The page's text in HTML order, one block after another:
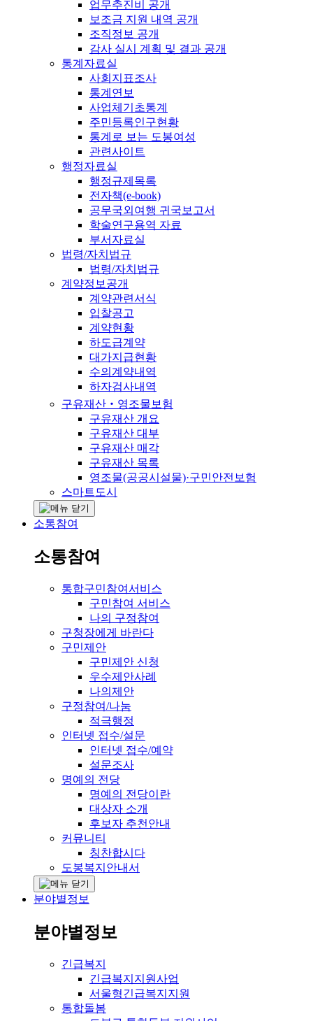
업무추진비 공개
보조금 지원 내역 공개
조직정보 공개
감사 실시 계획 및 결과 공개
통계자료실
사회지표조사
통계연보
사업체기초통계
주민등록인구현황
통계로 보는 도봉여성
관련사이트
행정자료실
행정규제목록
전자책(e-book)
공무국외여행 귀국보고서
학술연구용역 자료
부서자료실
법령/자치법규
법령/자치법규
계약정보공개
계약관련서식
입찰공고
계약현황
하도급계약
대가지급현황
수의계약내역
하자검사내역
구유재산‧영조물보험
구유재산 개요
구유재산 대부
구유재산 매각
구유재산 목록
영조물(공공시설물)·구민안전보험
스마트도시
소통참여
소통참여
통합구민참여서비스
구민참여 서비스
나의 구정참여
구청장에게 바란다
구민제안
구민제안 신청
우수제안사례
나의제안
구정참여/나눔
적극행정
인터넷 접수/설문
인터넷 접수/예약
설문조사
명예의 전당
명예의 전당이란
대상자 소개
후보자 추천안내
커뮤니티
칭찬합시다
도봉복지안내서
분야별정보
분야별정보
긴급복지
긴급복지지원사업
서울형긴급복지지원
통합돌봄